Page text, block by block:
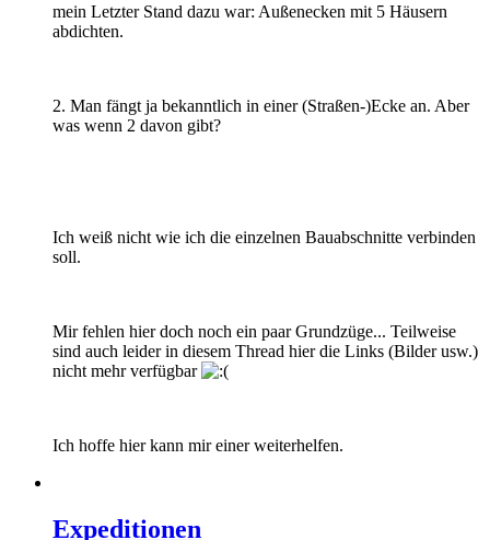
mein Letzter Stand dazu war: Außenecken mit 5 Häusern
abdichten.
2. Man fängt ja bekanntlich in einer (Straßen-)Ecke an. Aber
was wenn 2 davon gibt?
Ich weiß nicht wie ich die einzelnen Bauabschnitte verbinden
soll.
Mir fehlen hier doch noch ein paar Grundzüge... Teilweise
sind auch leider in diesem Thread hier die Links (Bilder usw.)
nicht mehr verfügbar
Ich hoffe hier kann mir einer weiterhelfen.
Expeditionen